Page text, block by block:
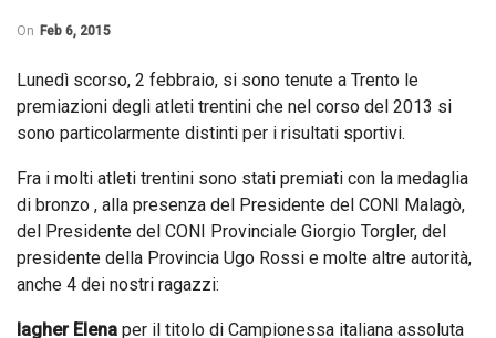
On Feb 6, 2015
Lunedì scorso, 2 febbraio, si sono tenute a Trento le
premiazioni degli atleti trentini che nel corso del 2013 si
sono particolarmente distinti per i risultati sportivi.
Fra i molti atleti trentini sono stati premiati con la medaglia
di bronzo , alla presenza del Presidente del CONI Malagò,
del Presidente del CONI Provinciale Giorgio Torgler, del
presidente della Provincia Ugo Rossi e molte altre autorità,
anche 4 dei nostri ragazzi:
Iagher Elena per il titolo di Campionessa italiana assoluta